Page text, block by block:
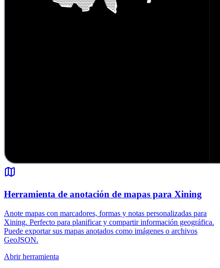
Herramienta de anotación de mapas para Xining
Anote mapas con marcadores, formas y notas personalizadas para
Xining. Perfecto para planificar y compartir información geográfica.
Puede exportar sus mapas anotados como imágenes o archivos
GeoJSON.
Abrir herramienta